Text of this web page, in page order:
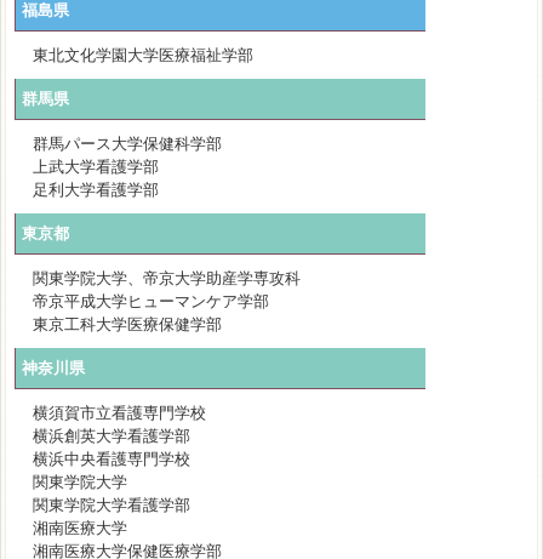
福島県
東北文化学園大学医療福祉学部
群馬県
群馬パース大学保健科学部
上武大学看護学部
足利大学看護学部
東京都
関東学院大学、帝京大学助産学専攻科
帝京平成大学ヒューマンケア学部
東京工科大学医療保健学部
神奈川県
横須賀市立看護専門学校
横浜創英大学看護学部
横浜中央看護専門学校
関東学院大学
関東学院大学看護学部
湘南医療大学
湘南医療大学保健医療学部